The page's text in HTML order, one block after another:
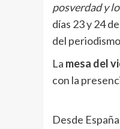
posverdad y
días 23 y 24
del
La mesa del
con la
Desde